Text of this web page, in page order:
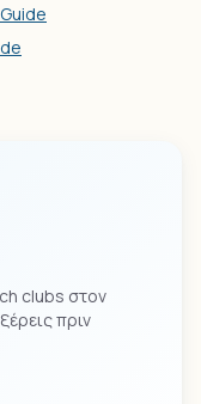
clubs στον
πριν